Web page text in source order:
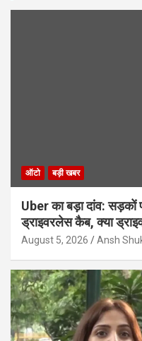
ऑटो बड़ी खबर
Uber का बड़ा दांव: सड़कों
ड्राइवरलेस कैब, क्या
August 5, 2026 Ansh